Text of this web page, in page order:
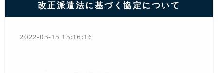
改正派遣法に基づく協定について
2022-03-15 15:16:16